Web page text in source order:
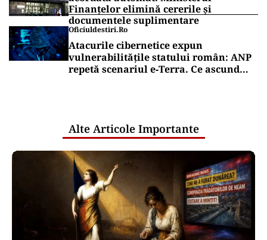
Finanțelor elimină cererile și
documentele suplimentare
Oficiuldestiri.ro
Atacurile cibernetice expun
vulnerabilitățile statului român: ANP
repetă scenariul e‑Terra. Ce ascund
Alte Articole Importante